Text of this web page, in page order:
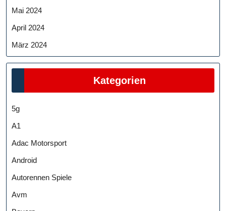
Mai 2024
April 2024
März 2024
Kategorien
5g
A1
Adac Motorsport
Android
Autorennen Spiele
Avm